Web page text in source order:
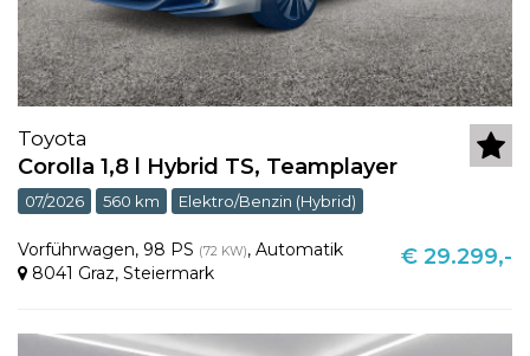
Toyota
Corolla 1,8 l Hybrid TS, Teamplayer
07/2026 560 km Elektro/Benzin (Hybrid)
Vorführwagen, 98 PS (72 KW), Automatik
8041 Graz, Steiermark
€ 29.299,-